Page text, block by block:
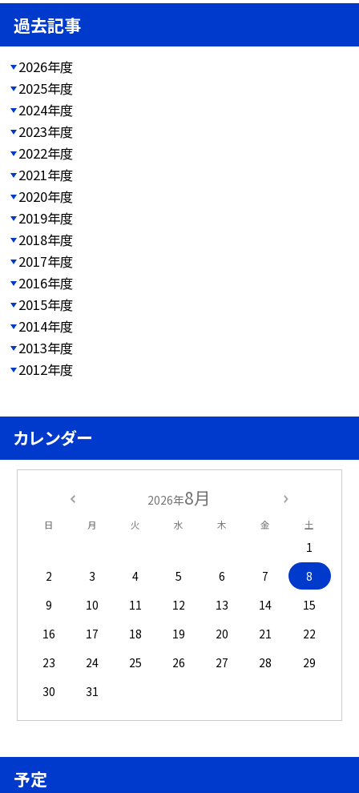
過去記事
2026年度
2025年度
2024年度
2023年度
2022年度
2021年度
2020年度
2019年度
2018年度
2017年度
2016年度
2015年度
2014年度
2013年度
2012年度
カレンダー
2026年8月
日 月 火 水 木 金 土
1
2
3 4 5 6 7
8
9
10 11 12 13 14
15
16
17 18 19 20 21
22
23
24 25 26 27 28
29
30
31
予定